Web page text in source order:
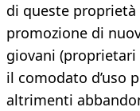
di queste proprietà
promozione di
giovani
il comodato d’uso
altrimenti